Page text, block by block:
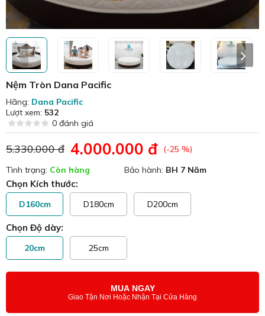
Nệm Tròn Dana Pacific
Hãng: Dana Pacific
Lượt xem: 532
0 đánh giá
5.330.000 đ 4.000.000 đ
(-25 %)
Tình trạng: Còn hàng Bảo hành: BH 7 Năm
Chọn Kích thước:
D160cm D180cm D200cm
Chọn Độ dày:
20cm 25cm
MUA NGAY
Giao Tận Nơi Hoặc Nhận Tại Cửa Hàng